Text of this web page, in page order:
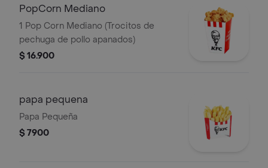
PopCorn Mediano
1 Pop Corn Mediano (Trocitos de
pechuga de pollo apanados)
$ 16.900
papa pequena
Papa Pequeña
$ 7900